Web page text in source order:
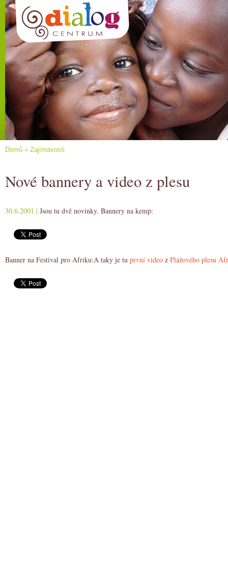
Domů » Zajímavosti
Nové bannery a video z plesu
30.6.2001 | Jsou tu dvě novinky. Bannery na kemp:
Banner na Festival pro Afriku:A taky je tu první video z Plážového plesu